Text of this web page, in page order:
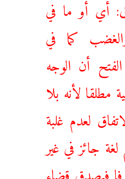
كما في
أن الوجه
مطلقا لأنه بلا
لعدم غلبة
جائز في غير
فيصدق قضاء